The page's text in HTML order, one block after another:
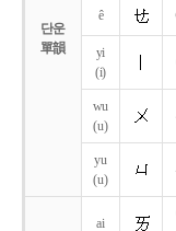
단운
單韻
ê
yi
(i)
wu
(u)
yu
(u)
ai